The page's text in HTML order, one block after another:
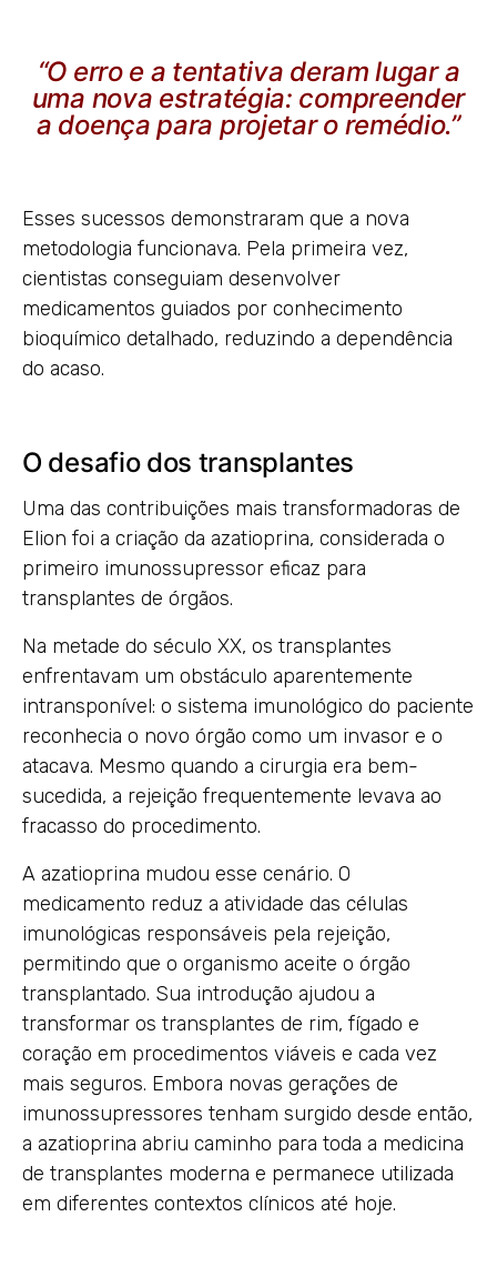
“O erro e a tentativa deram lugar a
uma nova estratégia: compreender
a doença para projetar o remédio.”
Esses sucessos demonstraram que a nova
metodologia funcionava. Pela primeira vez,
cientistas conseguiam desenvolver
medicamentos guiados por conhecimento
bioquímico detalhado, reduzindo a dependência
do acaso.
O desafio dos transplantes
Uma das contribuições mais transformadoras de
Elion foi a criação da azatioprina, considerada o
primeiro imunossupressor eficaz para
transplantes de órgãos.
Na metade do século XX, os transplantes
enfrentavam um obstáculo aparentemente
intransponível: o sistema imunológico do paciente
reconhecia o novo órgão como um invasor e o
atacava. Mesmo quando a cirurgia era bem-
sucedida, a rejeição frequentemente levava ao
fracasso do procedimento.
A azatioprina mudou esse cenário. O
medicamento reduz a atividade das células
imunológicas responsáveis pela rejeição,
permitindo que o organismo aceite o órgão
transplantado. Sua introdução ajudou a
transformar os transplantes de rim, fígado e
coração em procedimentos viáveis e cada vez
mais seguros. Embora novas gerações de
imunossupressores tenham surgido desde então,
a azatioprina abriu caminho para toda a medicina
de transplantes moderna e permanece utilizada
em diferentes contextos clínicos até hoje.